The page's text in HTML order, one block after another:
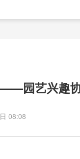
园艺兴趣
08:08